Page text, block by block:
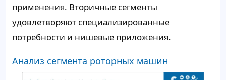
применения. Вторичные сегменты
удовлетворяют специализированные
потребности и нишевые приложения.
Анализ сегмента роторных машин